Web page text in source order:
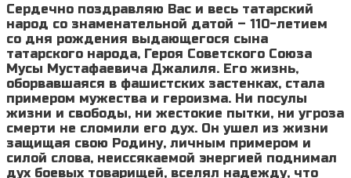
Сердечно поздравляю Вас и весь татарский
народ со знаменательной датой – 110-летием
со дня рождения выдающегося сына
татарского народа, Героя Советского Союза
Мусы Мустафаевича Джалиля. Его жизнь,
оборвавшаяся в фашистских застенках, стала
примером мужества и героизма. Ни посулы
жизни и свободы, ни жестокие пытки, ни угроза
смерти не сломили его дух. Он ушел из жизни
защищая свою Родину, личным примером и
силой слова, неиссякаемой энергией поднимал
дух боевых товарищей, вселял надежду, что